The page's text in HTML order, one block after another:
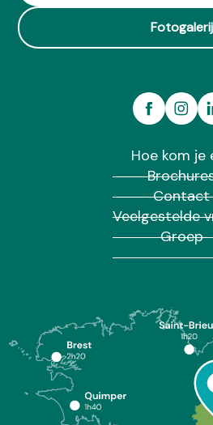
Fotogalerij
Hoe kom je
Contact
Veelgestelde
Groep